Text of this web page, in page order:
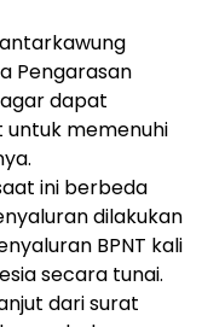
Pengarasan
dapat
memenuhi
ini berbeda
dilakukan
BPNT kali
secara tunai.
dari surat